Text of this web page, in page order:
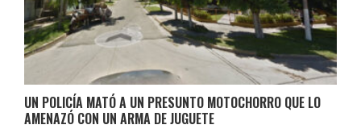
UN POLICÍA MATÓ A UN PRESUNTO MOTOCHORRO QUE LO
AMENAZÓ CON UN ARMA DE JUGUETE